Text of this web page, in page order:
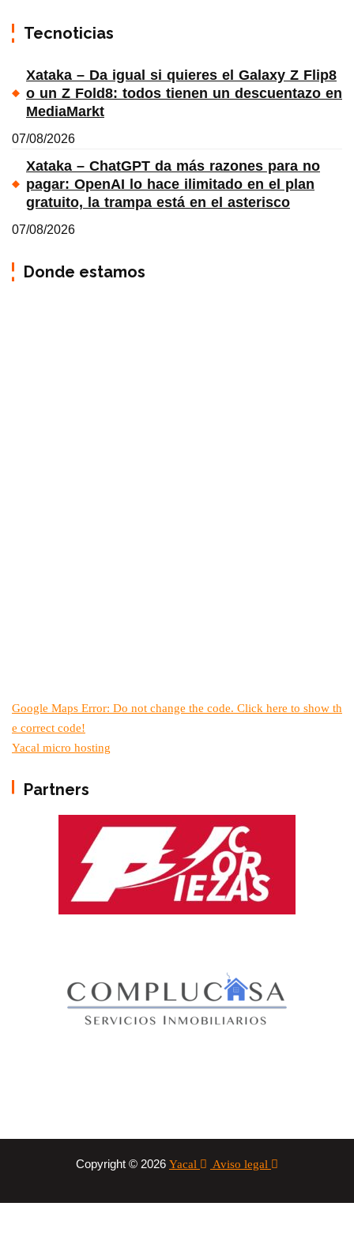
Tecnoticias
Xataka – Da igual si quieres el Galaxy Z Flip8
o un Z Fold8: todos tienen un descuentazo en
MediaMarkt
07/08/2026
Xataka – ChatGPT da más razones para no
pagar: OpenAI lo hace ilimitado en el plan
gratuito, la trampa está en el asterisco
07/08/2026
Donde estamos
Google Maps Error: Do not change the code. Click here to show th
e correct code!
Yacal micro hosting
Partners
Copyright © 2026 Yacal Aviso legal